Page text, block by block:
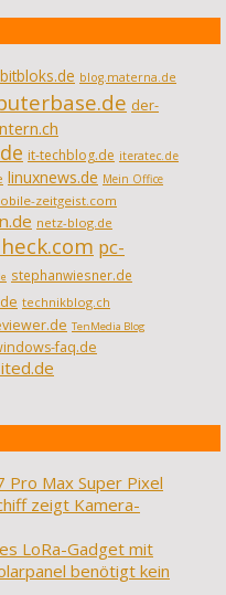
bitbloks.de blog.materna.de
der-
it-techblog.de iteratec.de
linuxnews.de Mein Office
zeitgeist.com
netz-blog.de
pc-
stephanwiesner.de
technikblog.ch
TenMedia Blog
faq.de
Pro Max Super Pixel
zeigt Kamera-
LoRa-Gadget mit
benötigt kein